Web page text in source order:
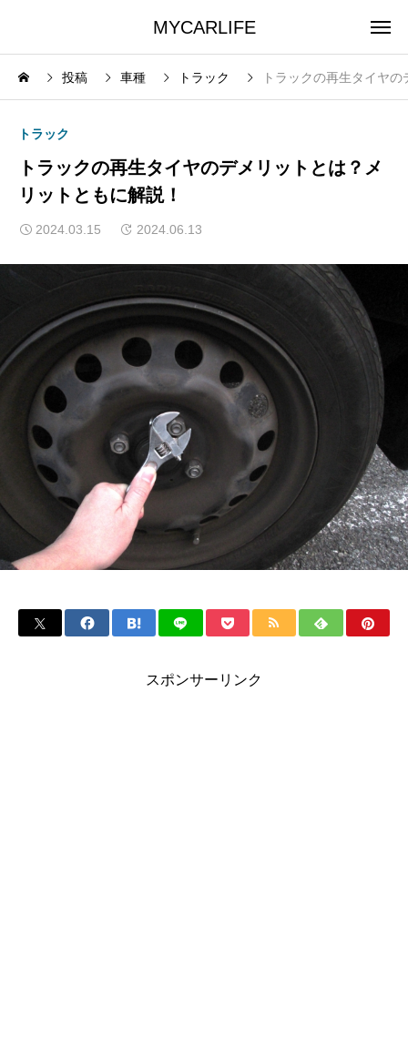
MYCARLIFE
投稿 車種 トラック トラックの再生タイヤ
トラック
トラックの再生タイヤのデメリットとは？メ
リットともに解説！
2024.03.15 2024.06.13
スポンサーリンク